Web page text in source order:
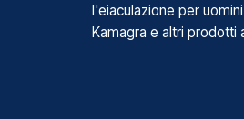
l'eiaculazione per
Kamagra e altri prodotti